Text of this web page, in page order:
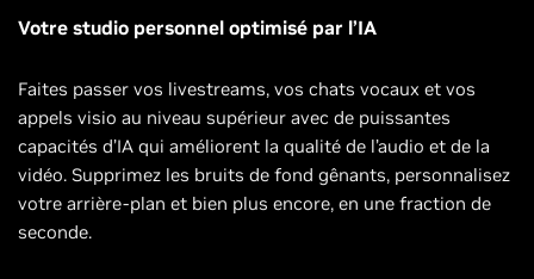
Votre studio personnel optimisé par l’IA
Faites passer vos livestreams, vos chats vocaux et vos
appels visio au niveau supérieur avec de puissantes
capacités d’IA qui améliorent la qualité de l’audio et de la
vidéo. Supprimez les bruits de fond gênants, personnalisez
votre arrière-plan et bien plus encore, en une fraction de
seconde.